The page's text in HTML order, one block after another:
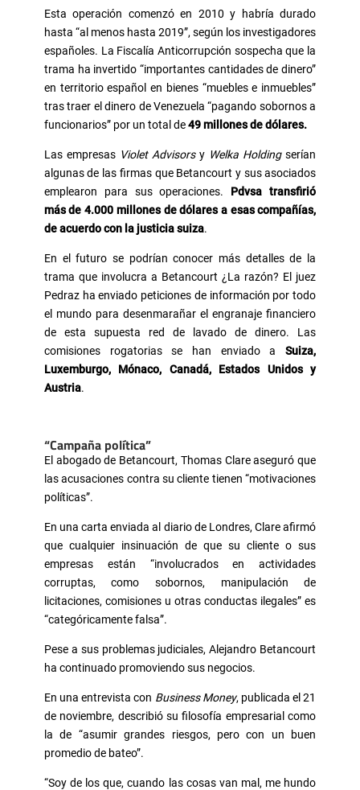
Esta operación comenzó en 2010 y habría durado
hasta “al menos hasta 2019”, según los investigadores
españoles. La Fiscalía Anticorrupción sospecha que la
trama ha invertido “importantes cantidades de dinero”
en territorio español en bienes “muebles e inmuebles”
tras traer el dinero de Venezuela “pagando sobornos a
funcionarios” por un total de49 millones de dólares.
Las empresas Violet Advisorsy Welka Holdingserían
algunas de las firmas que Betancourt y sus asociados
emplearon para sus operaciones. Pdvsa transfirió
más de 4.000 millones de dólares a esas compañías,
de acuerdo con la justicia suiza.
En el futuro se podrían conocer más detalles de la
trama que involucra a Betancourt ¿La razón? El juez
Pedraz ha enviado peticiones de información por todo
el mundo para desenmarañar el engranaje financiero
de esta supuesta red de lavado de dinero. Las
comisiones rogatorias se han enviado aSuiza,
Luxemburgo, Mónaco, Canadá, Estados Unidos y
Austria.
“Campaña política”
El abogado de Betancourt, Thomas Clare aseguró que
las acusaciones contra su cliente tienen “motivaciones
políticas”.
En una carta enviada al diario de Londres, Clare afirmó
que cualquier insinuación de que su cliente o sus
empresas están “involucrados en actividades
corruptas, como sobornos, manipulación de
licitaciones, comisiones u otras conductas ilegales” es
“categóricamente falsa”.
Pese a sus problemas judiciales, Alejandro Betancourt
ha continuado promoviendo sus negocios.
En una entrevista con Business Money, publicada el 21
de noviembre, describió su filosofía empresarial como
la de “asumir grandes riesgos, pero con un buen
promedio de bateo”.
“Soy de los que, cuando las cosas van mal, me hundo